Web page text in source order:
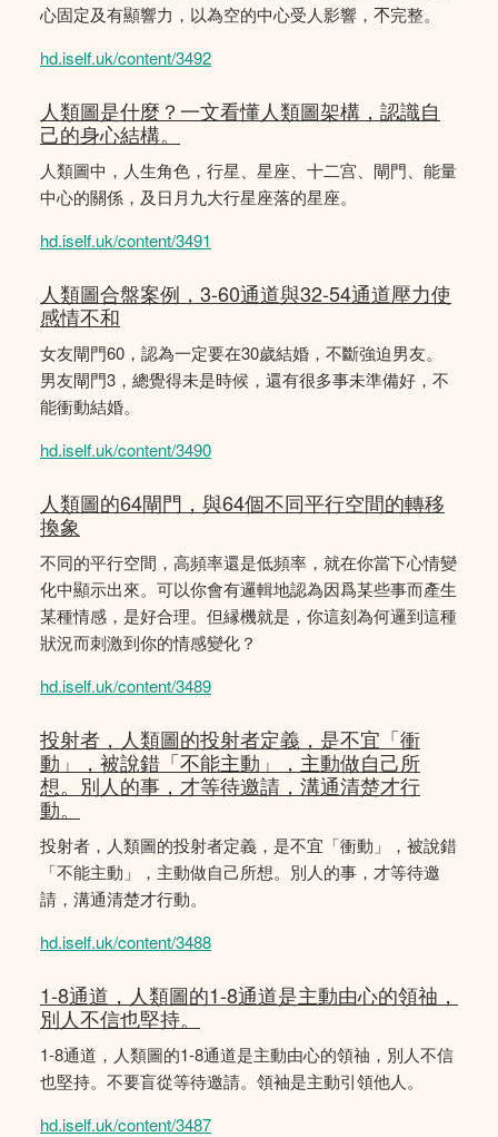
心固定及有顯響力，以為空的中心受人影響，𣎴完整。
hd.iself.uk/content/3492
人類圖是什麼？一文看懂人類圖架構，認識自
己的身心結構。
人類圖中，人生角色，行星、星座、十二宫、閘門、能量
中心的關係，及日月九大行星座落的星座。
hd.iself.uk/content/3491
人類圖合盤案例，3-60通道與32-54通道壓力使
感情不和
女友閘門60，認為一定要在30歲結婚，不斷強迫男友。
男友閘門3，總覺得未是時候，還有很多事未準備好，不
能衝動結婚。
hd.iself.uk/content/3490
人類圖的64閘門，與64個不同平行空間的轉移
換象
不同的平行空間，高頻率還是低頻率，就在你當下心情變
化中顯示出來。可以你會有邏輯地認為因爲某些事而產生
某種情感，是好合理。但縁機就是，你這刻為何邏到這種
狀況而刺激到你的情感變化？
hd.iself.uk/content/3489
投射者，人類圖的投射者定義，是不宜「衝
動」，被說錯「不能主動」，主動做自己所
想。別人的事，才等待邀請，溝通清楚才行
動。
投射者，人類圖的投射者定義，是不宜「衝動」，被說錯
「不能主動」，主動做自己所想。別人的事，才等待邀
請，溝通清楚才行動。
hd.iself.uk/content/3488
1-8通道，人類圖的1-8通道是主動由心的領䄂，
別人不信也堅持。
1-8通道，人類圖的1-8通道是主動由心的領䄂，別人不信
也堅持。不要盲從等待邀請。領袖是主動引領他人。
hd.iself.uk/content/3487